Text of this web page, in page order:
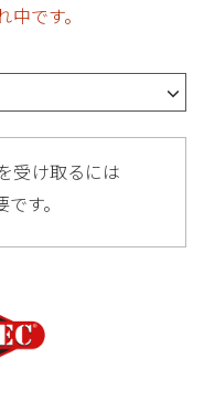
です。
受け取るには
す。